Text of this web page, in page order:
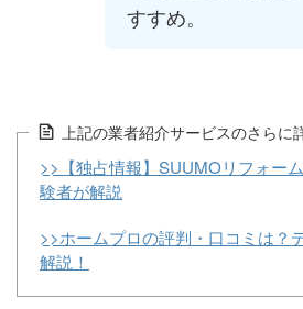
すすめ。
上記の業者紹介サービスのさらに
>>【独占情報】SUUMOリフォー
験者が解説
>>ホームプロの評判・口コミは？
解説！